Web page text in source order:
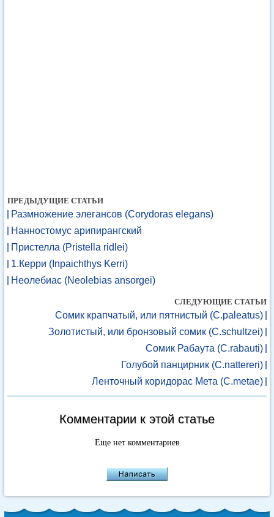
ПРЕДЫДУЩИЕ СТАТЬИ
Размножение элегансов (Corydoras elegans)
Нанностомус арипирангский
Пристелла (Pristella ridlei)
1.Керри (Inpaichthys Kerri)
Неолебиас (Neolebias ansorgei)
СЛЕДУЮЩИЕ СТАТЬИ
Сомик крапчатый, или пятнистый (C.paleatus)
Золотистый, или бронзовый сомик (C.schultzei)
Сомик Рабаута (C.rabauti)
Голубой панцирник (C.nattereri)
Ленточный коридорас Мета (C.metae)
Комментарии к этой статье
Еще нет комментариев